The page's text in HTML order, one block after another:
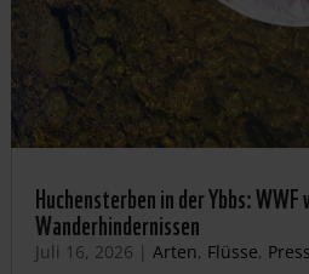
Huchensterben in der Ybbs:
Wanderhindernissen
Juli 16, 2026 | Arten, Flüsse,